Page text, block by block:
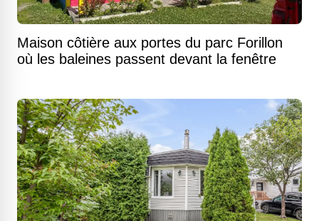
Maison côtière aux portes du parc Forillon
où les baleines passent devant la fenêtre